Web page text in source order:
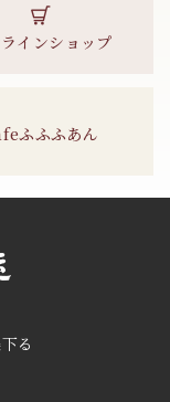
インショップ
ふふふあん
る